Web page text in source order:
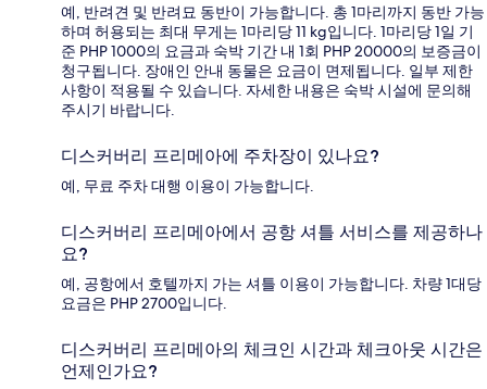
예, 반려견 및 반려묘 동반이 가능합니다. 총 1마리까지 동반 가능
하며 허용되는 최대 무게는 1마리당 11 kg입니다. 1마리당 1일 기
준 PHP 1000의 요금과 숙박 기간 내 1회 PHP 20000의 보증금이
청구됩니다. 장애인 안내 동물은 요금이 면제됩니다. 일부 제한
사항이 적용될 수 있습니다. 자세한 내용은 숙박 시설에 문의해
주시기 바랍니다.
디스커버리 프리메아에 주차장이 있나요?
예, 무료 주차 대행 이용이 가능합니다.
디스커버리 프리메아에서 공항 셔틀 서비스를 제공하나
요?
예, 공항에서 호텔까지 가는 셔틀 이용이 가능합니다. 차량 1대당
요금은 PHP 2700입니다.
디스커버리 프리메아의 체크인 시간과 체크아웃 시간은
언제인가요?